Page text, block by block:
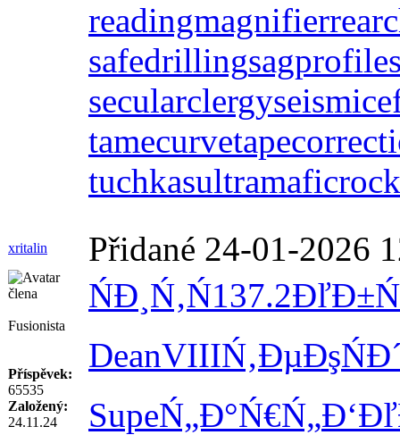
readingmagnifier
safedrillingsagprofile
secularclergy
tamecurve
tuchkasultramaficrock
xritalin Přidané 24-01-2026
Fusionista
Příspěvek:
65535
Založený:
24.11.24
ŃĐ¸Ń‚Ń137.2
DeanVIIIŃ‚ĐµĐşŃ
SupeŃ„Đ°Ń€Ń„